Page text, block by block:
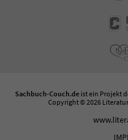
Sachbuch-Couch.de ist ein Projekt
Copyright © 2026